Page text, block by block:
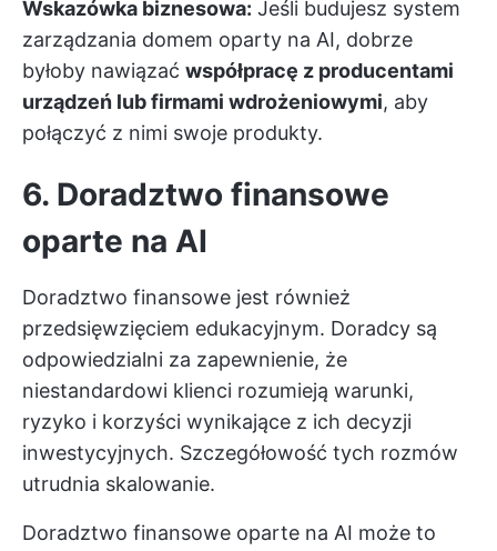
Wskazówka biznesowa: Jeśli budujesz system
zarządzania domem oparty na AI, dobrze
byłoby nawiązać współpracę z producentami
urządzeń lub firmami wdrożeniowymi, aby
połączyć z nimi swoje produkty.
6. Doradztwo finansowe
oparte na AI
Doradztwo finansowe jest również
przedsięwzięciem edukacyjnym. Doradcy są
odpowiedzialni za zapewnienie, że
niestandardowi klienci rozumieją warunki,
ryzyko i korzyści wynikające z ich decyzji
inwestycyjnych. Szczegółowość tych rozmów
utrudnia skalowanie.
Doradztwo finansowe oparte na AI może to